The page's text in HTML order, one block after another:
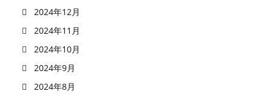
2024年12月
2024年11月
2024年10月
2024年9月
2024年8月